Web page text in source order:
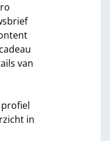
van
in